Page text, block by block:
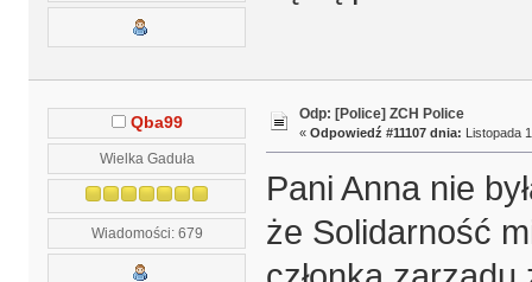
Qba99
Wielka Gaduła
Wiadomości: 679
Odp: [Police] ZCH Police
« Odpowiedź #11107 dnia: Listopada
Pani Anna nie
że Solidarność